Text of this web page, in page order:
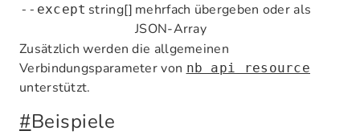
--except string[] mehrfach übergeben oder als
JSON-Array
Zusätzlich werden die allgemeinen
Verbindungsparameter von nb api resource
unterstützt.
#Beispiele